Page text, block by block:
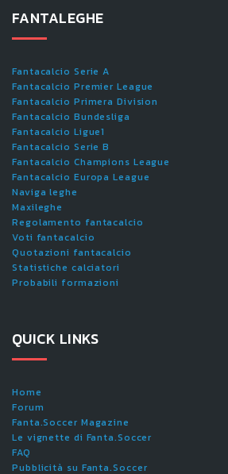
FANTALEGHE
Fantacalcio Serie A
Fantacalcio Premier League
Fantacalcio Primera Division
Fantacalcio Bundesliga
Fantacalcio Ligue1
Fantacalcio Serie B
Fantacalcio Champions League
Fantacalcio Europa League
Naviga leghe
Maxileghe
Regolamento fantacalcio
Voti fantacalcio
Quotazioni fantacalcio
Statistiche calciatori
Probabili formazioni
QUICK LINKS
Home
Forum
Fanta.Soccer Magazine
Le vignette di Fanta.Soccer
FAQ
Pubblicità su Fanta.Soccer